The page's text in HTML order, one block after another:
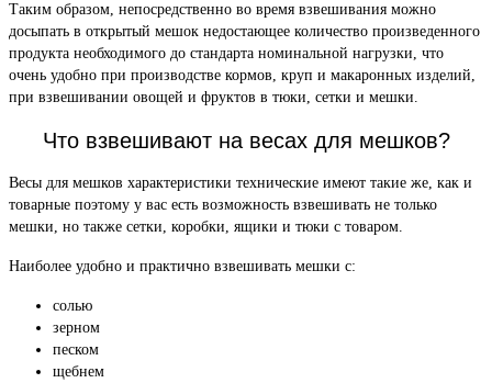
Таким образом, непосредственно во время взвешивания можно
досыпать в открытый мешок недостающее количество произведенного
продукта необходимого до стандарта номинальной нагрузки, что
очень удобно при производстве кормов, круп и макаронных изделий,
при взвешивании овощей и фруктов в тюки, сетки и мешки.
Что взвешивают на весах для мешков?
Весы для мешков характеристики технические имеют такие же, как и
товарные поэтому у вас есть возможность взвешивать не только
мешки, но также сетки, коробки, ящики и тюки с товаром.
Наиболее удобно и практично взвешивать мешки с:
солью
зерном
песком
щебнем